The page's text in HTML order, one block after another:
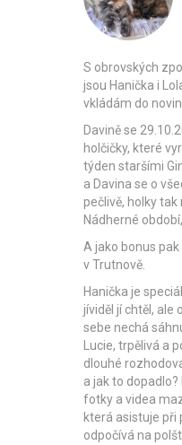
S obrovských
jsou Hanička i
vkládám do
Davině se
holčičky, které
týden staršími
a Davina se o
pečlivě, holky tak
Nádherné
A jako bonus
v Trutnově.
Hanička je
jíviděl jí chtěl, ale
sebe nechá
Lucie, trpělivá a
dlouhé
a jak to dopadlo?
fotky a videa
která asistuje při
odpočívá na